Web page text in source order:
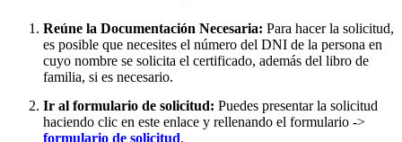
Reúne la Documentación Necesaria: Para hacer la solicitud,
es posible que necesites el número del DNI de la persona en
cuyo nombre se solicita el certificado, además del libro de
familia, si es necesario.
Ir al formulario de solicitud: Puedes presentar la solicitud
haciendo clic en este enlace y rellenando el formulario ->
formulario de solicitud.